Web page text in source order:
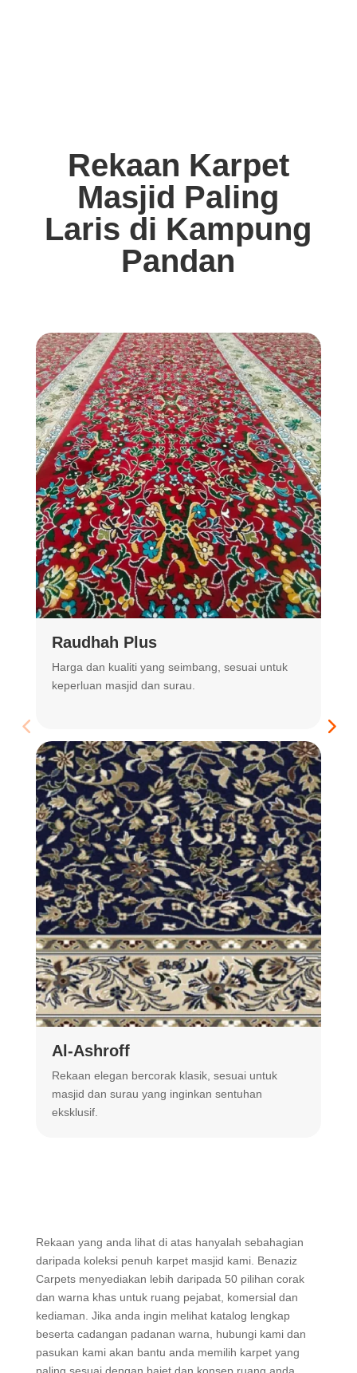
Rekaan Karpet
Masjid Paling
Laris di Kampung
Pandan
Raudhah Plus
Harga dan kualiti yang seimbang, sesuai untuk
keperluan masjid dan surau.
Al-Ashroff
Rekaan elegan bercorak klasik, sesuai untuk
masjid dan surau yang inginkan sentuhan
eksklusif.
Rekaan yang anda lihat di atas hanyalah sebahagian
daripada koleksi penuh karpet masjid kami. Benaziz
Carpets menyediakan lebih daripada 50 pilihan corak
dan warna khas untuk ruang pejabat, komersial dan
kediaman. Jika anda ingin melihat katalog lengkap
beserta cadangan padanan warna, hubungi kami dan
pasukan kami akan bantu anda memilih karpet yang